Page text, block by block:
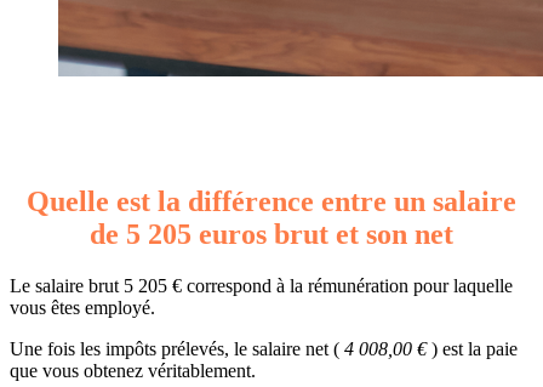
Quelle est la différence entre un salaire
de 5 205 euros brut et son net
Le salaire brut 5 205 € correspond à la rémunération pour laquelle
vous êtes employé.
Une fois les impôts prélevés, le salaire net ( 4 008,00 €) est la paie
que vous obtenez véritablement.